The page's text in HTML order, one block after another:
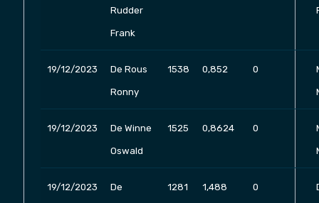
Rudder
Frank
19/12/2023 De Rous
Ronny
1538 0,852 0
19/12/2023 De Winne
Oswald
1525 0,8624 0
19/12/2023 De 1281 1,488 0